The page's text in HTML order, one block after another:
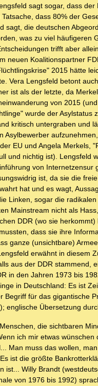
sagt sogar, dass
dass 80% der
die deutschen
was zu viel häufigeren
trifft aber
neuen Koalitionspartner
2015 hätte
Vera Lengsfeld betont
ist als der letzte, da
von 2015
wurde der
kritisch untergraben und
EU und Angela Merkels,
und nichtig ist). Lengsfeld
von
ist, da sie die
hat und es wagt,
Linken, sogar die
Mainstream nicht als
DDR (wo sie
dass sie ihre
ganze (unsichtbare)
erwähnt in diesem
aus der DDR stammend,
in den Jahren 1973 bis
in Deutschland: Es ist
für das gigantische
englische Übersetzung
die sichtbaren
ich mir etwas
Man muss das wollen,
ist die größte
Willy Brandt
von 1976 bis 1992)